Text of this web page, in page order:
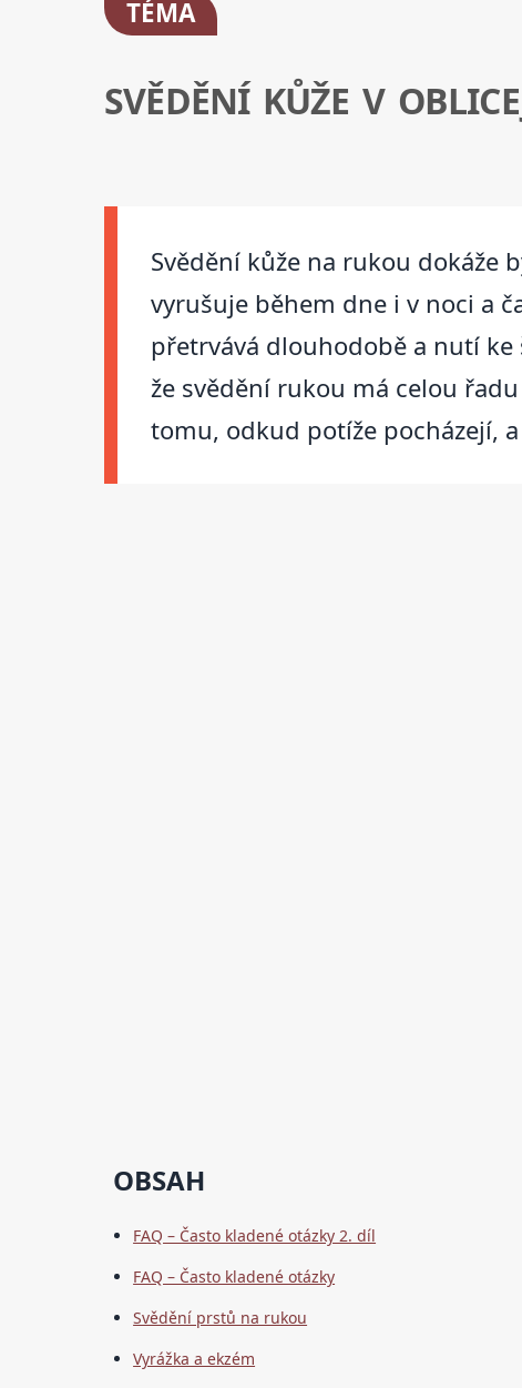
TÉMA
SVĚDĚNÍ KŮŽE V
Svědění kůže na rukou dokáže
vyrušuje během dne i v noci a
přetrvává dlouhodobě a nutí
že svědění rukou má celou
tomu, odkud potíže pocházejí,
OBSAH
FAQ – Často kladené otázky 2. díl
FAQ – Často kladené otázky
Svědění prstů na rukou
Vyrážka a ekzém